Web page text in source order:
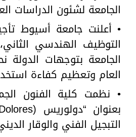
الجامعة لشئون الدراسات
• أعلنت جامعة أسيوط
التوظيف الهندسي
الجامعة بتوجهات الدولة
العام وتعظيم كفاءة
• نظمت كلية الفنون
التبجيل الفني والوقار